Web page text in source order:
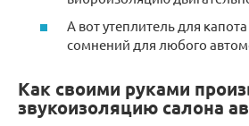
А вот утеплитель для
сомнений для любого
Как своими руками
звукоизоляцию салона